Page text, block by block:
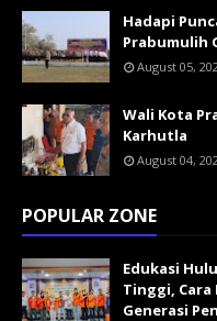
Hadapi
Prabumulih
August 05,
Wali Kota
Karhutla
August 04,
POPULAR ZONE
Edukasi
Tinggi, Cara
Generasi